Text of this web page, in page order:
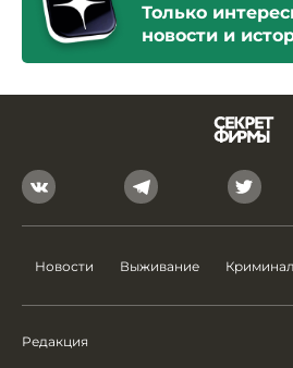
Только
новости и
Новости Выживание Криминал
Редакция